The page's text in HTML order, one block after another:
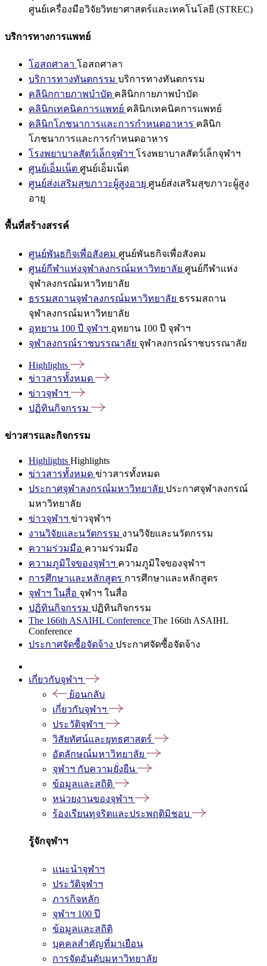
ศูนย์เครื่องมือวิจัยวิทยาศาสตร์และเทคโนโลยี (STREC)
บริการทางการแพทย์
โอสถศาลา โอสถศาลา
บริการทางทันตกรรม บริการทางทันตกรรม
คลินิกกายภาพบำบัด คลินิกกายภาพบำบัด
คลินิกเทคนิคการแพทย์ คลินิกเทคนิคการแพทย์
คลินิกโภชนาการและการกำหนดอาหาร คลินิก
โภชนาการและการกำหนดอาหาร
โรงพยาบาลสัตว์เล็กจุฬาฯ โรงพยาบาลสัตว์เล็กจุฬาฯ
ศูนย์เอ็มเน็ต ศูนย์เอ็มเน็ต
ศูนย์ส่งเสริมสุขภาวะผู้สูงอายุ ศูนย์ส่งเสริมสุขภาวะผู้สูง
อายุ
พื้นที่สร้างสรรค์
ศูนย์พันธกิจเพื่อสังคม ศูนย์พันธกิจเพื่อสังคม
ศูนย์กีฬาแห่งจุฬาลงกรณ์มหาวิทยาลัย ศูนย์กีฬาแห่ง
จุฬาลงกรณ์มหาวิทยาลัย
ธรรมสถานจุฬาลงกรณ์มหาวิทยาลัย ธรรมสถาน
จุฬาลงกรณ์มหาวิทยาลัย
อุทยาน 100 ปี จุฬาฯ อุทยาน 100 ปี จุฬาฯ
จุฬาลงกรณ์ราชบรรณาลัย จุฬาลงกรณ์ราชบรรณาลัย
Highlights
ข่าวสารทั้งหมด
ข่าวจุฬาฯ
ปฏิทินกิจกรรม
ข่าวสารและกิจกรรม
Highlights Highlights
ข่าวสารทั้งหมด ข่าวสารทั้งหมด
ประกาศจุฬาลงกรณ์มหาวิทยาลัย ประกาศจุฬาลงกรณ์
มหาวิทยาลัย
ข่าวจุฬาฯ ข่าวจุฬาฯ
งานวิจัยและนวัตกรรม งานวิจัยและนวัตกรรม
ความร่วมมือ ความร่วมมือ
ความภูมิใจของจุฬาฯ ความภูมิใจของจุฬาฯ
การศึกษาและหลักสูตร การศึกษาและหลักสูตร
จุฬาฯ ในสื่อ จุฬาฯ ในสื่อ
ปฏิทินกิจกรรม ปฏิทินกิจกรรม
The 166th ASAIHL Conference The 166th ASAIHL
Conference
ประกาศจัดซื้อจัดจ้าง ประกาศจัดซื้อจัดจ้าง
เกี่ยวกับจุฬาฯ
ย้อนกลับ
เกี่ยวกับจุฬาฯ
ประวัติจุฬาฯ
วิสัยทัศน์และยุทธศาสตร์
อัตลักษณ์มหาวิทยาลัย
จุฬาฯ กับความยั่งยืน
ข้อมูลและสถิติ
หน่วยงานของจุฬาฯ
ร้องเรียนทุจริตและประพฤติมิชอบ
รู้จักจุฬาฯ
แนะนำจุฬาฯ
ประวัติจุฬาฯ
ภารกิจหลัก
จุฬาฯ 100 ปี
ข้อมูลและสถิติ
บุคคลสำคัญที่มาเยือน
การจัดอันดับมหาวิทยาลัย